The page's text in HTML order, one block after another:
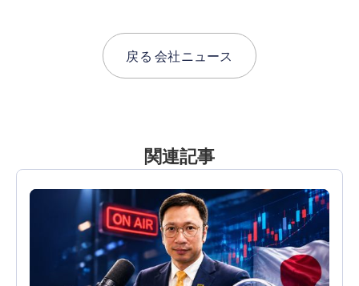
戻る会社ニュース
関連記事